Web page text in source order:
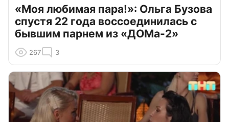
«Моя любимая пара!»: Ольга Бузова
спустя 22 года воссоединилась с
бывшим парнем из «ДОМа-2»
267 3